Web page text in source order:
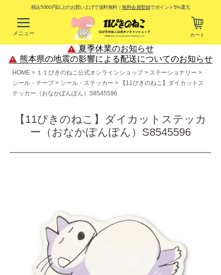
税込5000円以上のお買い上げで送料無料｜無料会員登録でポイント5%還元
メニュー カート
夏季休業のお知らせ
熊本県の地震の影響による配送についてのお知らせ
HOME １１ぴきのねこ公式オンラインショップ
ステーショナリー
シール・テープ
シール・ステッカー
【11ぴきのねこ】ダイカットス
テッカー（おなかぽんぽん）S8545596
【11ぴきのねこ】ダイカットステッカ
ー（おなかぽんぽん）S8545596